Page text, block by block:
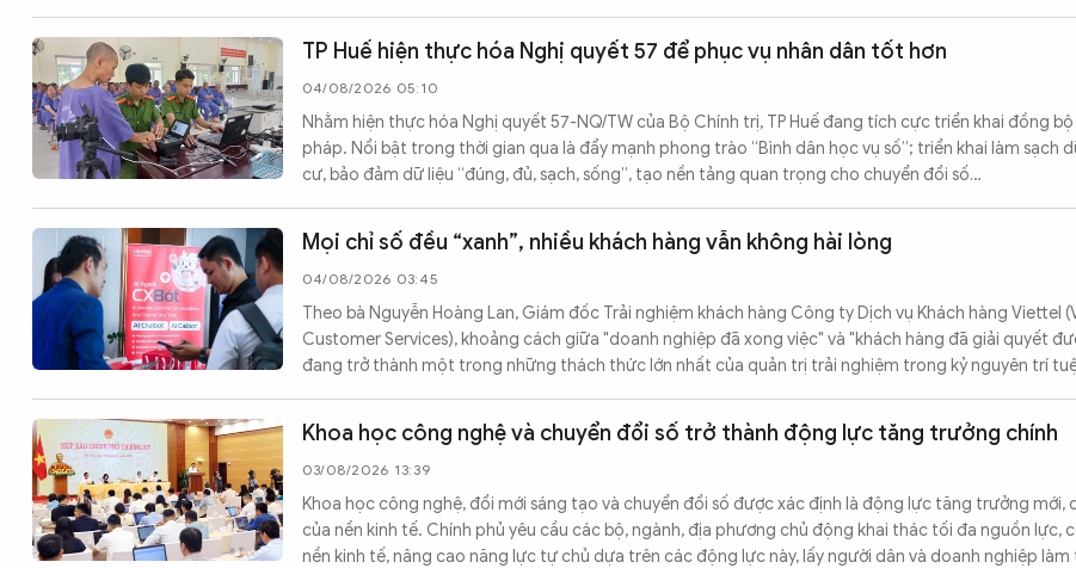
TP Huế hiện thực hóa Nghị quyết 57 để phục vụ nhân dân tốt hơn
04/08/2026 05:10
Nhằm hiện thực hóa Nghị quyết 57-NQ/TW của Bộ Chính trị, TP Huế đang tích cực triển khai đồng bộ
pháp. Nổi bật trong thời gian qua là đẩy mạnh phong trào “Bình dân học vụ số”; triển khai làm sạch
cư, bảo đảm dữ liệu “đúng, đủ, sạch, sống”, tạo nền tảng quan trọng cho chuyển đổi số…
Mọi chỉ số đều “xanh”, nhiều khách hàng vẫn không hài lòng
04/08/2026 03:45
Theo bà Nguyễn Hoàng Lan, Giám đốc Trải nghiệm khách hàng Công ty Dịch vụ Khách hàng Viettel
Customer Services), khoảng cách giữa "doanh nghiệp đã xong việc" và "khách hàng đã giải quyết
đang trở thành một trong những thách thức lớn nhất của quản trị trải nghiệm trong kỷ nguyên trí
Khoa học công nghệ và chuyển đổi số trở thành động lực tăng trưởng chính
03/08/2026 13:39
Khoa học công nghệ, đổi mới sáng tạo và chuyển đổi số được xác định là động lực tăng trưởng mới,
của nền kinh tế. Chính phủ yêu cầu các bộ, ngành, địa phương chủ động khai thác tối đa nguồn lực,
nền kinh tế, nâng cao năng lực tự chủ dựa trên các động lực này, lấy người dân và doanh nghiệp